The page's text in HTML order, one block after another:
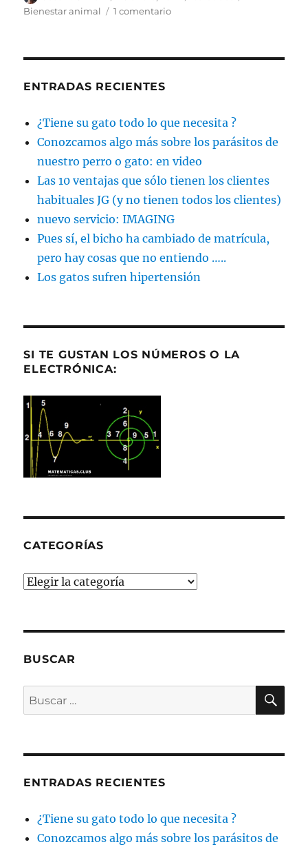
el
Bienestar animal
1 comentarioen
ENTRADAS RECIENTES
¿Tiene su gato todo lo que necesita ?
Conozcamos algo más sobre los parásitos de
nuestro perro o gato: en video
Las 10 ventajas que sólo tienen los clientes
habituales JG (y no tienen todos los clientes)
nuevo servicio: IMAGING
Pues sí, el bicho ha cambiado de matrícula,
pero hay cosas que no entiendo …..
Los gatos sufren hipertensión
SI TE GUSTAN LOS NÚMEROS O LA
ELECTRÓNICA:
CATEGORÍAS
Categorías
BUSCAR
Buscar
por:
ENTRADAS RECIENTES
¿Tiene su gato todo lo que necesita ?
Conozcamos algo más sobre los parásitos de